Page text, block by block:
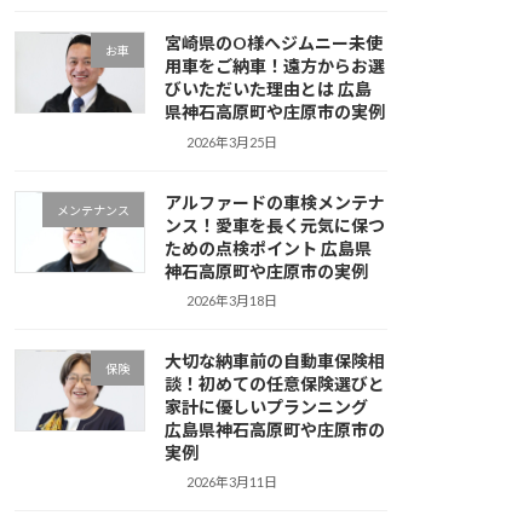
お車
宮崎県のO様へジムニー未使
用車をご納車！遠方からお選
びいただいた理由とは 広島
県神石高原町や庄原市の実例
2026年3月25日
メンテナンス
アルファードの車検メンテナ
ンス！愛車を長く元気に保つ
ための点検ポイント 広島県
神石高原町や庄原市の実例
2026年3月18日
保険
大切な納車前の自動車保険相
談！初めての任意保険選びと
家計に優しいプランニング
広島県神石高原町や庄原市の
実例
2026年3月11日